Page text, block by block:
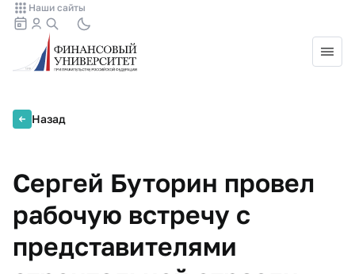
Наши сайты
Назад
Сергей Буторин провел
рабочую встречу с
представителями